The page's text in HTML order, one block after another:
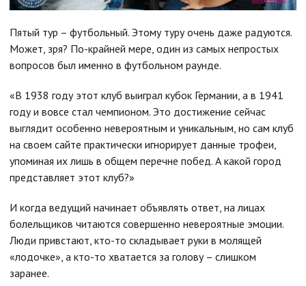
Пятый тур – футбольный. Этому туру очень даже радуются.
Может, зря? По-крайней мере, один из самых непростых
вопросов был именно в футбольном раунде.
«В 1938 году этот клуб выиграл кубок Германии, а в 1941
году и вовсе стал чемпионом. Это достижение сейчас
выглядит особенно невероятным и уникальным, но сам клуб
на своем сайте практически игнорирует данные трофеи,
упоминая их лишь в общем перечне побед. А какой город
представляет этот клуб?»
И когда ведущий начинает объявлять ответ, на лицах
болельщиков читаются совершенно невероятные эмоции.
Люди привстают, кто-то складывает руки в молящей
«лодочке», а кто-то хватается за голову – слишком
заранее.